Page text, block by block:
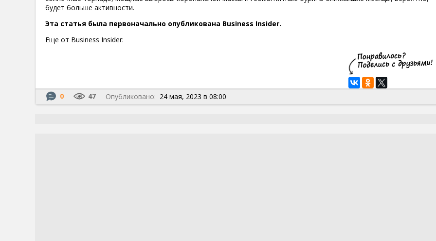
будет больше активности.
Эта статья была первоначально опубликована Business Insider.
Еще от Business Insider:
0 47 Опубликовано: 24 мая, 2023 в 08:00